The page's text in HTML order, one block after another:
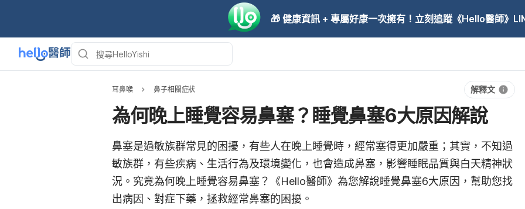
🎁 健康資訊 + 專屬好康一次擁有！立刻追蹤《Hello醫師》
耳鼻喉 鼻子相關症狀 解釋文
為何晚上睡覺容易鼻塞？睡覺鼻塞6大原因解說
鼻塞是過敏族群常見的困擾，有些人在晚上睡覺時，經常塞得更加嚴重；其實，不知過
敏族群，有些疾病、生活行為及環境變化，也會造成鼻塞，影響睡眠品質與白天精神狀
況。究竟為何晚上睡覺容易鼻塞？《Hello醫師》為您解說睡覺鼻塞6大原因，幫助您找
出病因、對症下藥，拯救經常鼻塞的困擾。